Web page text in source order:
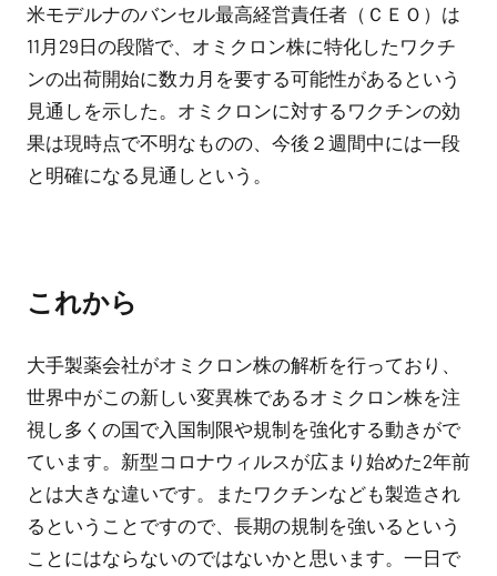
米モデルナのバンセル最高経営責任者（ＣＥＯ）は
11月29日の段階で、オミクロン株に特化したワクチ
ンの出荷開始に数カ月を要する可能性があるという
見通しを示した。オミクロンに対するワクチンの効
果は現時点で不明なものの、今後２週間中には一段
と明確になる見通しという。
これから
大手製薬会社がオミクロン株の解析を行っており、
世界中がこの新しい変異株であるオミクロン株を注
視し多くの国で入国制限や規制を強化する動きがで
ています。新型コロナウィルスが広まり始めた2年前
とは大きな違いです。またワクチンなども製造され
るということですので、長期の規制を強いるという
ことにはならないのではないかと思います。一日で